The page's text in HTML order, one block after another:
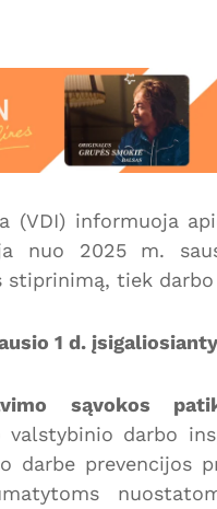
(VDI) informuoja
nuo 2025 m.
stiprinimą, tiek
1 d.
sąvokos
valstybinio darbo
darbe prevencijos